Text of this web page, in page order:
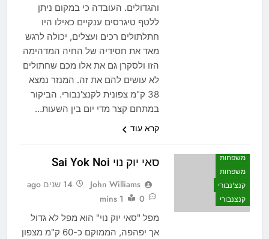
והגדולים. העובדה כי במקום ניתן
ללטף טיגרסים ענקיים כאילו היו
חתלתולים רכים ועצלים, יכולה לרגש
מאד את חסידיה של החיה המדהימה
הזו ולסקרן גם את אלו מכם שחתולים
לא עושים להם את זה. המנזר נמצא
38 ק"מ צפונית לקנצ'נבורי. הביקור
במתחם קצר מדי יום בין השעות…
קרא עוד
משפחות
משפחות
קנצ'נבורי
קנצנבורי
סאי יוק נוי Sai Yok Noi
John Williams
14 שנים ago
0
1 mins
מפל "סאי יוק נוי" הוא מפל לא גדול
אך יפהפה, הממוקם כ-60 ק"מ מצפון